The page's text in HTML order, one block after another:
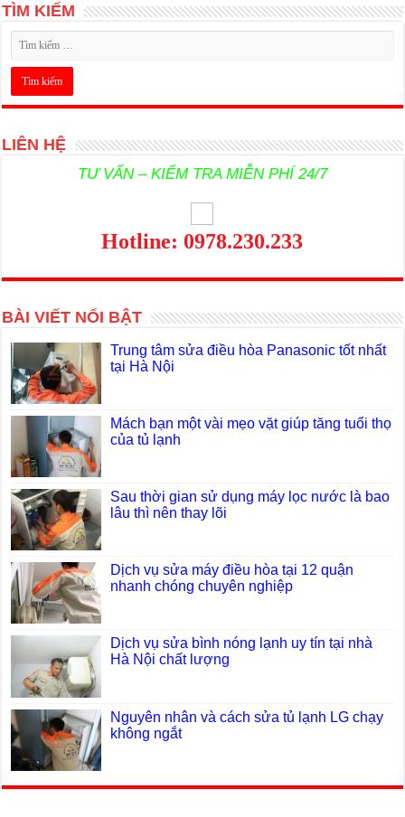
TÌM KIẾM
LIÊN HỆ
TƯ VẤN – KIỂM TRA MIỄN PHÍ 24/7
Hotline: 0978.230.233
BÀI VIẾT NỔI BẬT
Trung tâm sửa điều hòa Panasonic tốt nhất
tại Hà Nội
Mách bạn một vài mẹo vặt giúp tăng tuổi thọ
của tủ lạnh
Sau thời gian sử dụng máy lọc nước là bao
lâu thì nên thay lõi
Dịch vụ sửa máy điều hòa tại 12 quận
nhanh chóng chuyên nghiệp
Dịch vụ sửa bình nóng lạnh uy tín tại nhà
Hà Nội chất lượng
Nguyên nhân và cách sửa tủ lạnh LG chạy
không ngắt